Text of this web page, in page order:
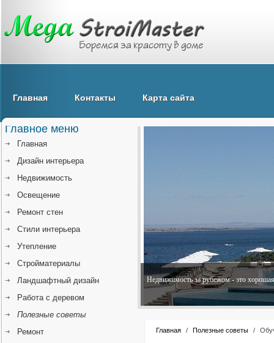
Главная Контакты Карта сайта
Недвижимость за рубежом - это
Главная / Полезные советы /
Главное меню
Главная
Дизайн интерьера
Недвижимость
Освещение
Ремонт стен
Стили интерьера
Утепление
Стройматериалы
Ландшафтный дизайн
Работа с деревом
Полезные советы
Ремонт